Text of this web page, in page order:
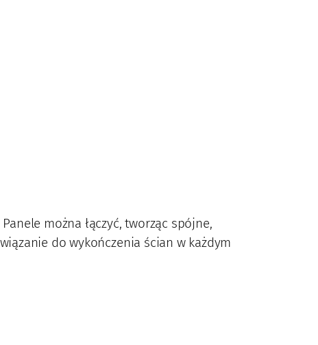
można łączyć, tworząc spójne,
do wykończenia ścian w każdym